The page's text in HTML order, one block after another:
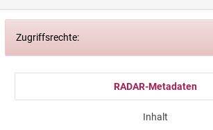
Zugriffsrechte:
RADAR-Metadaten
Inhalt